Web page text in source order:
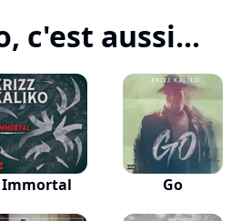
c'est aussi...
Immortal Go